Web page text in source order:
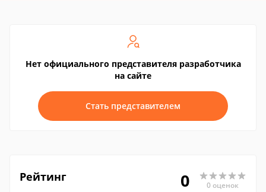
Нет официального представителя разработчика
на сайте
Стать представителем
Рейтинг 0 0 оценок